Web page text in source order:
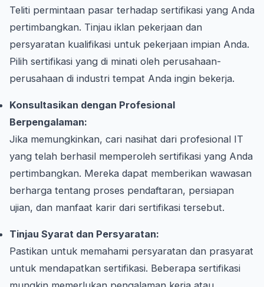
Teliti permintaan pasar terhadap sertifikasi yang Anda
pertimbangkan. Tinjau iklan pekerjaan dan
persyaratan kualifikasi untuk pekerjaan impian Anda.
Pilih sertifikasi yang di minati oleh perusahaan-
perusahaan di industri tempat Anda ingin bekerja.
Konsultasikan dengan Profesional
Berpengalaman:
Jika memungkinkan, cari nasihat dari profesional IT
yang telah berhasil memperoleh sertifikasi yang Anda
pertimbangkan. Mereka dapat memberikan wawasan
berharga tentang proses pendaftaran, persiapan
ujian, dan manfaat karir dari sertifikasi tersebut.
Tinjau Syarat dan Persyaratan:
Pastikan untuk memahami persyaratan dan prasyarat
untuk mendapatkan sertifikasi. Beberapa sertifikasi